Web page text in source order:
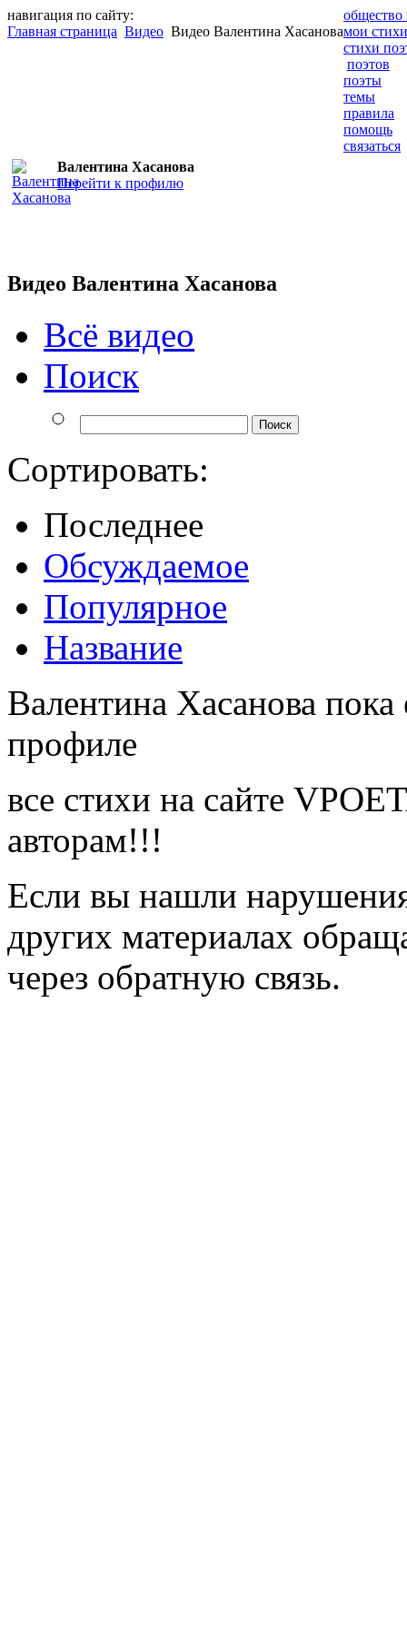
навигация по сайту:
Главная страница Видео Видео Валентина Хасанова
общество
мои стихи
стихи
поэтов
поэты
темы
правила
помощь
связаться
Валентина Хасанова
Перейти к профилю
Видео Валентина Хасанова
Всё видео
Поиск
Сортировать:
Последнее
Обсуждаемое
Популярное
Название
Валентина Хасанова
профиле
все стихи на сайте
авторам!!!
Если вы нашли
других материалах
через обратную связь.